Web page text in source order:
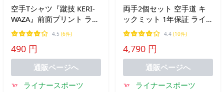
空手Tシャツ『蹴技 KERI-
WAZA』前面プリント ライ
ナースポーツオリジナル
130 140 150 S M L XL XXL
4.5 (6件)
490 円
通販ページへ
ライナースポーツ
両手2個セット 空手道 キ
ックミット 1年保証 ライ
ナースポーツオリジナル
空手 子供から初心者向け
両手用 左右セット
LSALI008
4.4 (10件)
4,790 円
通販ページへ
ライナースポーツ